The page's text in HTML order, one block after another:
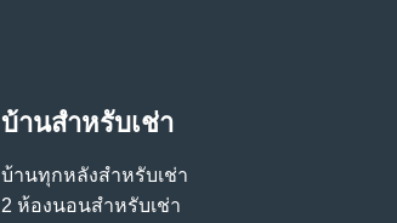
บ้านสําหรับเช่า
บ้านทุกหลังสําหรับเช่า
2 ห้องนอนสําหรับเช่า